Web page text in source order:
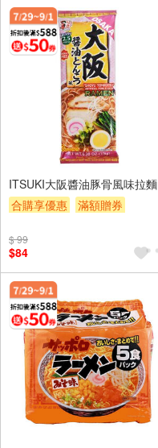
ITSUKI大阪醬油豚骨風味拉麵
合購享優惠
滿額贈券
$ 99
$84